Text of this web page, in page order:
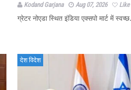
Kodand Garjana Aug 07, 2026 Like
ग्रेटर नोएडा स्थित इंडिया एक्सपो मार्ट में
देश विदेश